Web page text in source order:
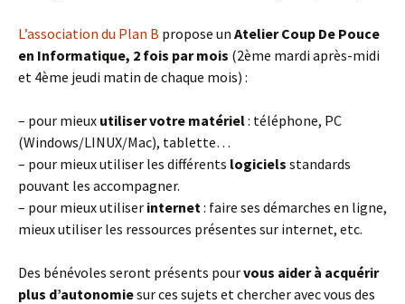
L’association du Plan B propose un Atelier Coup De Pouce
en Informatique, 2 fois par mois (2ème mardi après-midi
et 4ème jeudi matin de chaque mois) :
– pour mieux utiliser votre matériel: téléphone, PC
(Windows/LINUX/Mac), tablette…
– pour mieux utiliser les différents logiciels standards
pouvant les accompagner.
– pour mieux utiliser internet: faire ses démarches en ligne,
mieux utiliser les ressources présentes sur internet, etc.
Des bénévoles seront présents pourvous aider à acquérir
plus d’autonomiesur ces sujets et chercher avec vous des